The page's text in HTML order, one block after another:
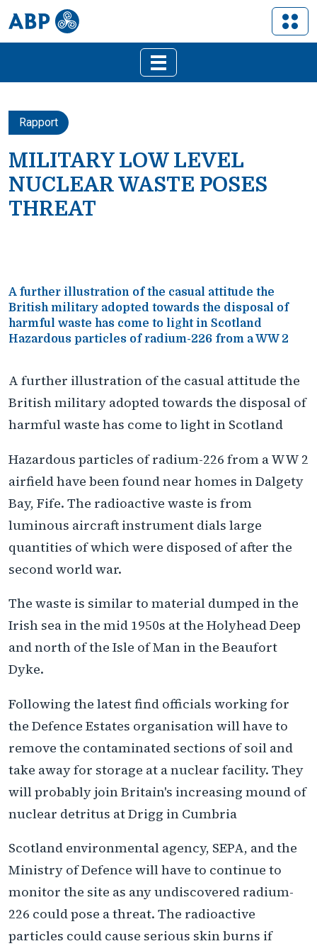
Rapport
MILITARY LOW LEVEL
NUCLEAR WASTE POSES
THREAT
A further illustration of the casual attitude the
British military adopted towards the disposal of
harmful waste has come to light in Scotland
Hazardous particles of radium-226 from a WW 2
A further illustration of the casual attitude the
British military adopted towards the disposal of
harmful waste has come to light in Scotland
Hazardous particles of radium-226 from a WW 2
airfield have been found near homes in Dalgety
Bay, Fife. The radioactive waste is from
luminous aircraft instrument dials large
quantities of which were disposed of after the
second world war.
The waste is similar to material dumped in the
Irish sea in the mid 1950s at the Holyhead Deep
and north of the Isle of Man in the Beaufort
Dyke.
Following the latest find officials working for
the Defence Estates organisation will have to
remove the contaminated sections of soil and
take away for storage at a nuclear facility. They
will probably join Britain's increasing mound of
nuclear detritus at Drigg in Cumbria
Scotland environmental agency, SEPA, and the
Ministry of Defence will have to continue to
monitor the site as any undiscovered radium-
226 could pose a threat. The radioactive
particles could cause serious skin burns if